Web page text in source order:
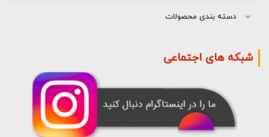
دسته بندی محصولات
شبکه های اجتماعی